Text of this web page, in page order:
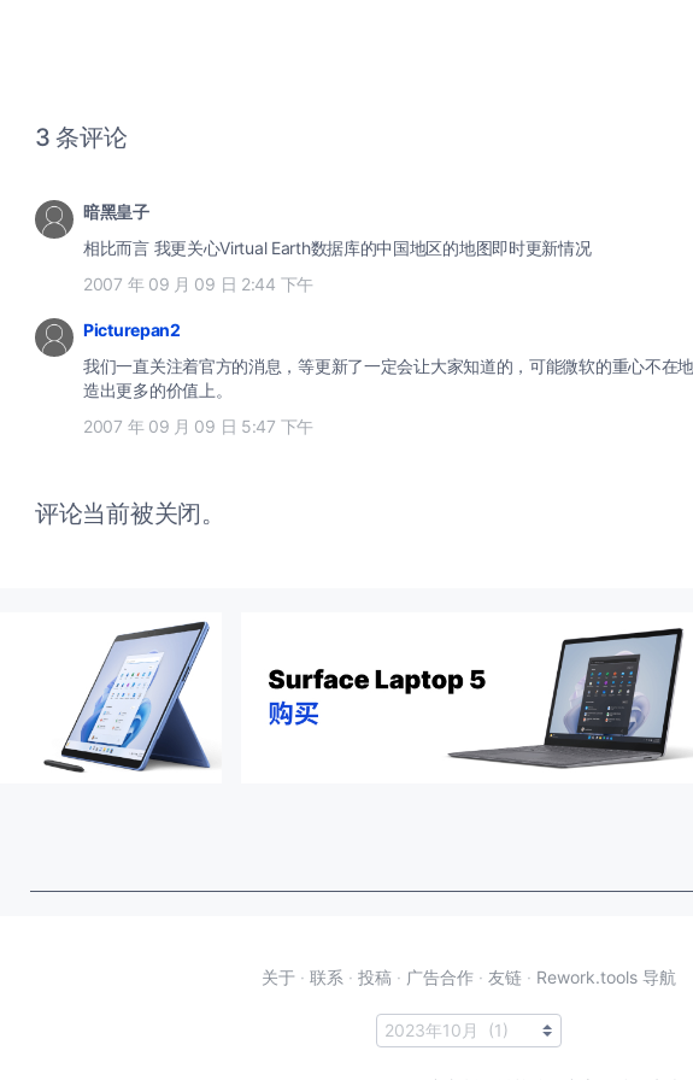
3 条评论
暗黑皇子
相比而言 我更关心Virtual Earth数据库的中国地区的地图即时更新情况
2007 年 09 月 09 日 2:44 下午
Picturepan2
我们一直关注着官方的消息，等更新了一定会让大家知道的，可能微软的重心不在
造出更多的价值上。
2007 年 09 月 09 日 5:47 下午
评论当前被关闭。
关于 · 联系 · 投稿 · 广告合作 · 友链 · Rework.tools 导航